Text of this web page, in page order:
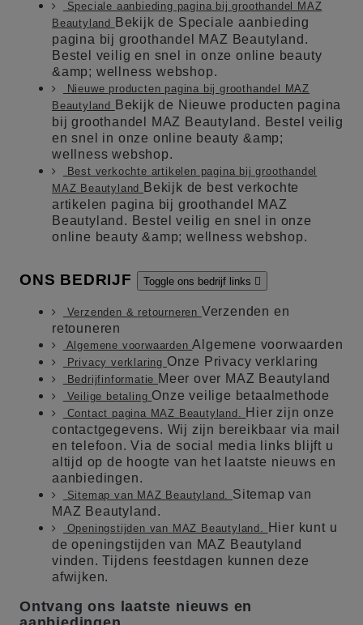
Speciale aanbieding pagina bij groothandel MAZ
Beautyland Bekijk de Speciale aanbieding
pagina bij groothandel MAZ Beautyland.
Bestel veilig en snel in onze online beauty
&amp; wellness webshop.
Nieuwe producten pagina bij groothandel MAZ
Beautyland Bekijk de Nieuwe producten pagina
bij groothandel MAZ Beautyland. Bestel veilig
en snel in onze online beauty &amp;
wellness webshop.
Best verkochte artikelen pagina bij groothandel
MAZ Beautyland Bekijk de best verkochte
artikelen pagina bij groothandel MAZ
Beautyland. Bestel veilig en snel in onze
online beauty &amp; wellness webshop.
ONS BEDRIJF Toggle ons bedrijf links 
Verzenden & retourneren Verzenden en
retouneren
Algemene voorwaardenAlgemene voorwaarden
Privacy verklaring Onze Privacy verklaring
Bedrijfinformatie Meer over MAZ Beautyland
Veilige betaling Onze veilige betaalmethode
Contact pagina MAZ Beautyland.
Hier zijn onze
contactgegevens. Wij zijn bereikbaar via mail
en telefoon. Via de social media links blijft u
altijd op de hoogte van het laatste nieuws en
aanbiedingen.
Sitemap van MAZ Beautyland. Sitemap van
MAZ Beautyland.
Openingstijden van MAZ Beautyland.
Hier kunt u
de openingstijden van MAZ Beautyland
vinden. Tijdens feestdagen kunnen deze
afwijken.
Ontvang ons laatste nieuws en